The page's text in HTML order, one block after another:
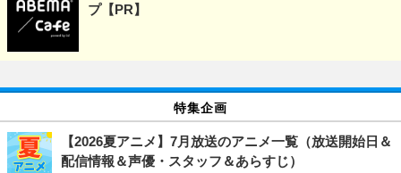
プ【PR】
特集企画
【2026夏アニメ】7月放送のアニメ一覧（放送開始日＆
配信情報＆声優・スタッフ＆あらすじ）